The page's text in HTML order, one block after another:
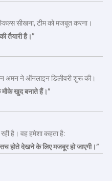
सीखना, टीम को मजबूत करना।
तैयारी है।”
अमन ने ऑनलाइन डिलीवरी शुरू की।
मौके खुद बनाते हैं।”
है। वह हमेशा कहता है:
होते देखने के लिए मजबूर हो जाएगी।”